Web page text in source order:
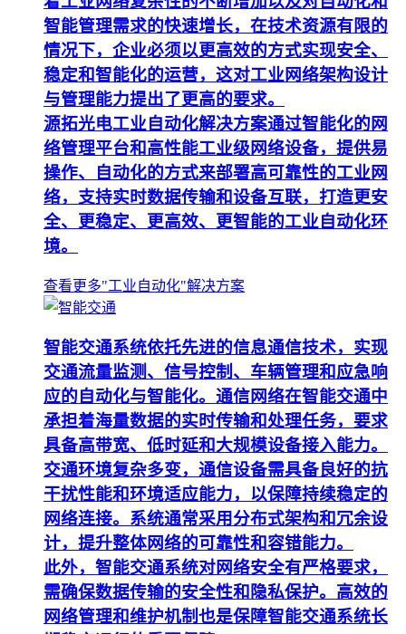
智能管理需求的快速增长，在技术资源有限的
情况下，企业必须以更高效的方式实现安全、
稳定和智能化的运营，这对工业网络架构设计
与管理能力提出了更高的要求。
源拓光电工业自动化解决方案通过智能化的网
络管理平台和高性能工业级网络设备，提供易
操作、自动化的方式来部署高可靠性的工业网
络，支持实时数据传输和设备互联，打造更安
全、更稳定、更高效、更智能的工业自动化环
境。
查看更多"工业自动化"解决方案
智能交通系统依托先进的信息通信技术，实现
交通流量监测、信号控制、车辆管理和应急响
应的自动化与智能化。通信网络在智能交通中
承担着海量数据的实时传输和处理任务，要求
具备高带宽、低时延和大规模设备接入能力。
交通环境复杂多变，通信设备需具备良好的抗
干扰性能和环境适应能力，以保障持续稳定的
网络连接。系统通常采用分布式架构和冗余设
计，提升整体网络的可靠性和容错能力。
此外，智能交通系统对网络安全有严格要求，
需确保数据传输的安全性和隐私保护。高效的
网络管理和维护机制也是保障智能交通系统长